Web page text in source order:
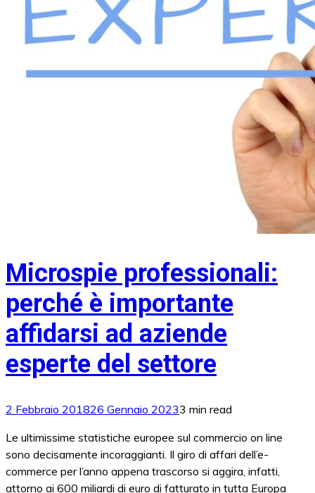
Microspie professionali:
perché è importante
affidarsi ad aziende
esperte del settore
2 Febbraio 201826 Gennaio 20233 min read
Le ultimissime statistiche europee sul commercio on line
sono decisamente incoraggianti. Il giro di affari dell’e-
commerce per l’anno appena trascorso si aggira, infatti,
attorno ai 600 miliardi di euro di fatturato in tutta Europa